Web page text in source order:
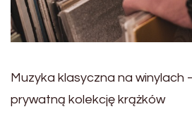
Muzyka klasyczna na winylach
prywatną kolekcję krążków